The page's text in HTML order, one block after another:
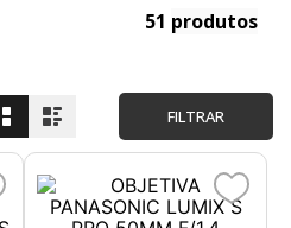
51 produtos
FILTRAR